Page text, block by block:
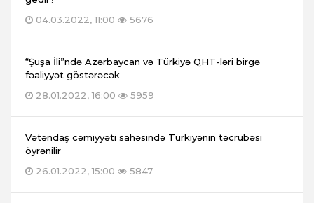
04.03.2022, 11:00
5676
“Şuşa İli”ndə Azərbaycan və Türkiyə QHT-ləri birgə
fəaliyyət göstərəcək
28.01.2022, 16:00
5959
Vətəndaş cəmiyyəti sahəsində Türkiyənin təcrübəsi
öyrənilir
26.01.2022, 15:00
5847